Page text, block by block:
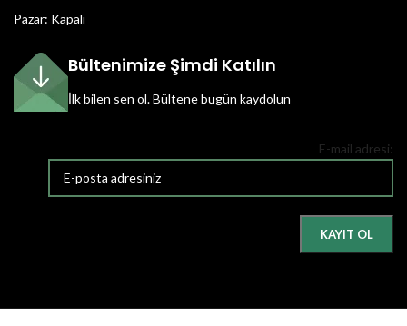
Pazar: Kapalı
Bültenimize Şimdi Katılın
İlk bilen sen ol.Bültene bugün kaydolun
E-mail adresi: